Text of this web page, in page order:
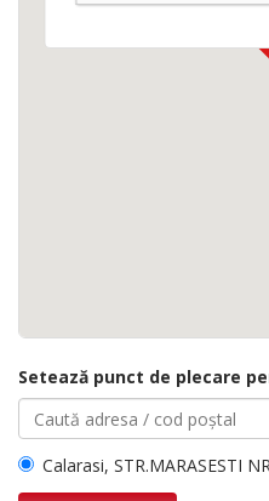
Setează punct de plecare
Calarasi, STR.MARASESTI